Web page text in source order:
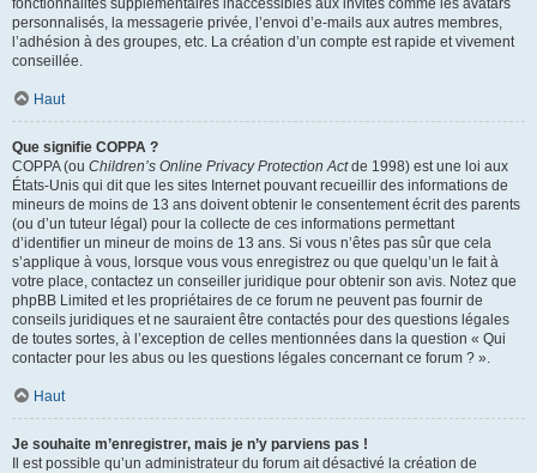
fonctionnalités supplémentaires inaccessibles aux invités comme les avatars
personnalisés, la messagerie privée, l’envoi d’e-mails aux autres membres,
l’adhésion à des groupes, etc. La création d’un compte est rapide et vivement
conseillée.
Haut
Que signifie COPPA ?
COPPA (ou Children’s Online Privacy Protection Actde 1998) est une loi aux
États-Unis qui dit que les sites Internet pouvant recueillir des informations de
mineurs de moins de 13 ans doivent obtenir le consentement écrit des parents
(ou d’un tuteur légal) pour la collecte de ces informations permettant
d’identifier un mineur de moins de 13 ans. Si vous n’êtes pas sûr que cela
s’applique à vous, lorsque vous vous enregistrez ou que quelqu’un le fait à
votre place, contactez un conseiller juridique pour obtenir son avis. Notez que
phpBB Limited et les propriétaires de ce forum ne peuvent pas fournir de
conseils juridiques et ne sauraient être contactés pour des questions légales
de toutes sortes, à l’exception de celles mentionnées dans la question « Qui
contacter pour les abus ou les questions légales concernant ce forum ? ».
Haut
Je souhaite m’enregistrer, mais je n’y parviens pas !
Il est possible qu’un administrateur du forum ait désactivé la création de